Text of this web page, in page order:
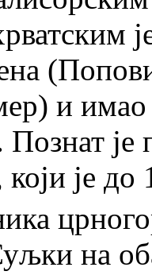
и имао
је
који је
на